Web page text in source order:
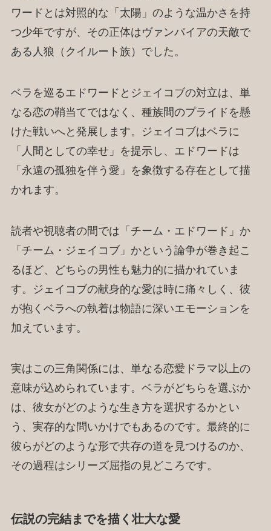
ワードとは対照的な「太陽」のような温かさを持
つ少年ですが、その正体はヴァンパイアの天敵で
ある人狼（クイルート族）でした。
ベラを巡るエドワードとジェイコブの対立は、単
なる恋の鞘当てではなく、種族間のプライドを懸
けた戦いへと発展します。ジェイコブはベラに
「人間としての幸せ」を提示し、エドワードは
「永遠の孤独を伴う愛」を象徴する存在として描
かれます。
読者や視聴者の間では「チーム・エドワード」か
「チーム・ジェイコブ」かという論争が巻き起こ
るほど、どちらの男性も魅力的に描かれていま
す。ジェイコブの献身的な愛は時に痛々しく、彼
が抱くベラへの執着は物語に深いエモーションを
加えています。
実はこの三角関係には、単なる恋愛ドラマ以上の
意味が込められています。ベラがどちらを選ぶか
は、彼女がどのような生き方を選択するかとい
う、実存的な問いかけでもあるのです。最終的に
彼らがどのような形で共存の道を見つけるのか、
その過程はシリーズ屈指の見どころです。
伝説の完結までを描く壮大な愛